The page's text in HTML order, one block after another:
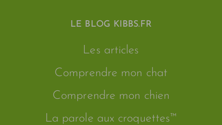
LE BLOG KIBBS.FR
Les articles
Comprendre mon chat
Comprendre mon chien
La parole aux croquettes™